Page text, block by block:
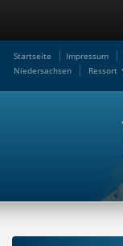
Startseite Impressum
Niedersachsen
Ressort